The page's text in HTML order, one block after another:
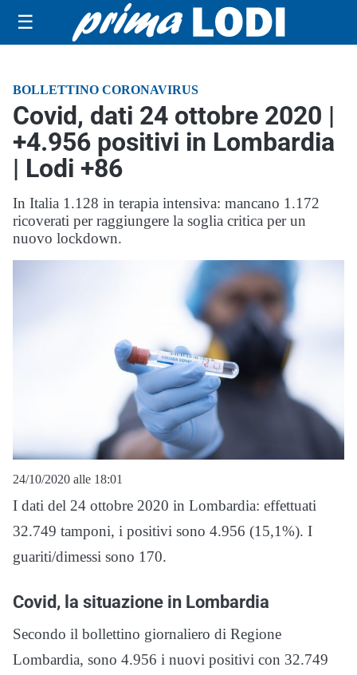
☰
BOLLETTINO CORONAVIRUS
Covid, dati 24 ottobre 2020 |
+4.956 positivi in Lombardia
| Lodi +86
In Italia 1.128 in terapia intensiva: mancano 1.172
ricoverati per raggiungere la soglia critica per un
nuovo lockdown.
24/10/2020 alle 18:01
I dati del 24 ottobre 2020 in Lombardia: effettuati
32.749 tamponi, i positivi sono 4.956 (15,1%). I
guariti/dimessi sono 170.
Covid, la situazione in Lombardia
Secondo il bollettino giornaliero di Regione
Lombardia, sono 4.956 i nuovi positivi con 32.749